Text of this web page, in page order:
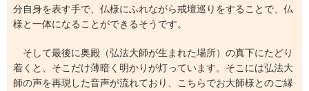
分自身を表す手で、仏様にふれながら戒壇巡りをすることで、仏
様と一体になることができるそうです。
そして最後に奥殿（弘法大師が生まれた場所）の真下にたどり
着くと、そこだけ薄暗く明かりが灯っています。そこには弘法大
師の声を再現した音声が流れており、こちらでお大師様とのご縁